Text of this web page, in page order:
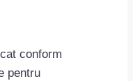
conform
pentru